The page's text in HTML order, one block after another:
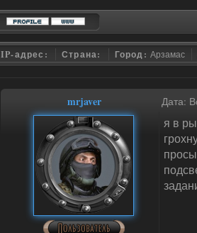
IP-адрес: Страна: Город:Арзамас
mrjaver Дата:
я в